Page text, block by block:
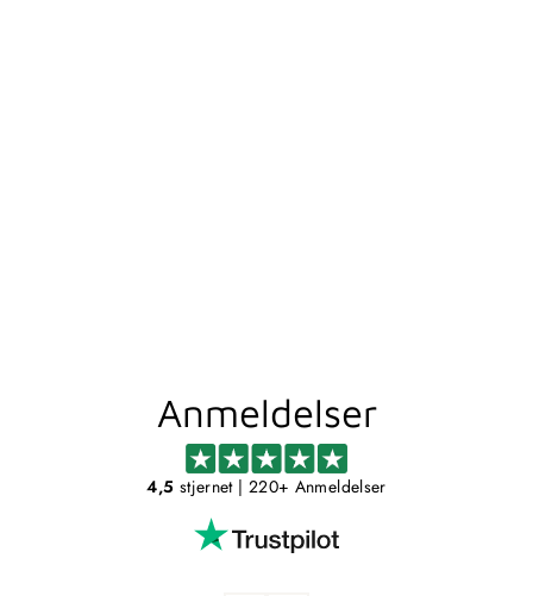
Anmeldelser
4,5 stjernet | 220+ Anmeldelser